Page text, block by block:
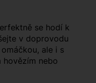
se hodí k
v doprovodu
ale i s
hovězím nebo